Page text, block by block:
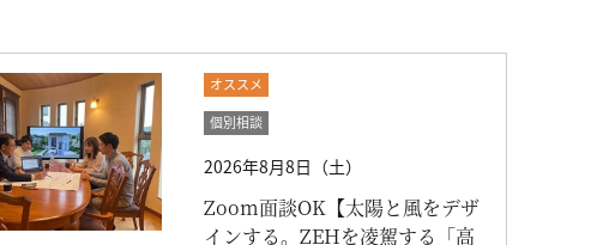
オススメ
個別相談
2026年8月8日（土）
Zoom面談OK【太陽と風をデザ
インする。ZEHを凌駕する「高